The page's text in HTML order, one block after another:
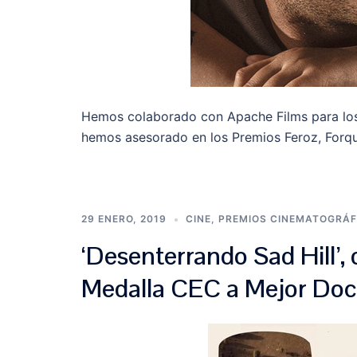
Hemos colaborado con Apache Films para
hemos asesorado en los Premios Feroz,
29 ENERO, 2019 CINE, PREMIOS
‘Desenterrando Sad
Medalla CEC a Mejor